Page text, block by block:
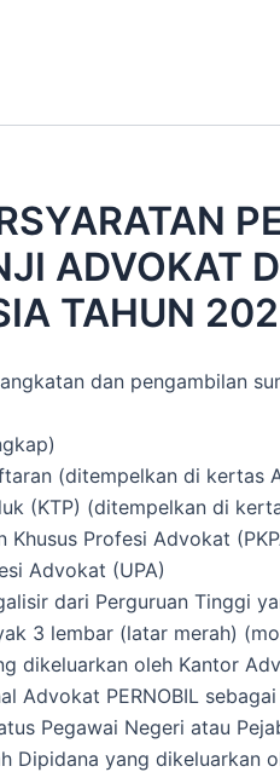
ADVOKAT
TAHUN
dan pengambilan
(ditempelkan di kertas
(KTP) (ditempelkan di
Profesi Advokat
Advokat (UPA)
dari Perguruan Tinggi
3 lembar (latar merah)
dikeluarkan oleh Kantor
Advokat PERNOBIL
Pegawai Negeri atau
Dipidana yang dikeluarkan